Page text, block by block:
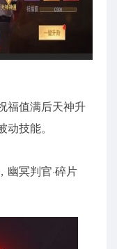
福值满后天神升
技能。
幽冥判官·碎片